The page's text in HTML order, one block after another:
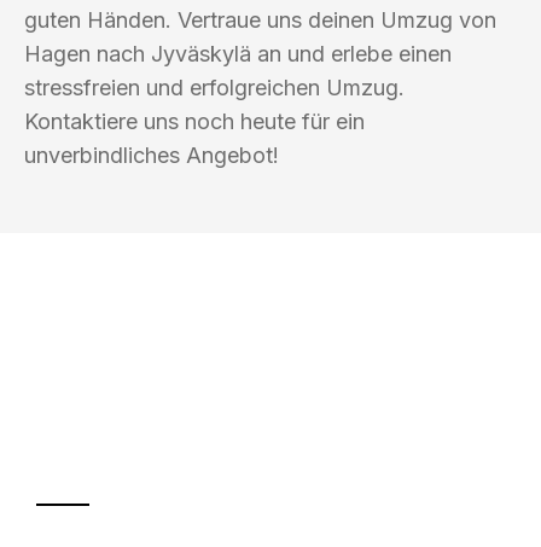
guten Händen. Vertraue uns deinen Umzug von
Hagen nach Jyväskylä an und erlebe einen
stressfreien und erfolgreichen Umzug.
Kontaktiere uns noch heute für ein
unverbindliches Angebot!